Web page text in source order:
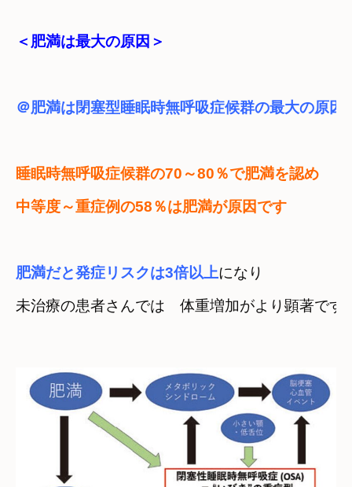
＜肥満は最大の原因＞
＠肥満は閉塞型睡眠時無呼吸症候群の最大の原因
睡眠時無呼吸症候群の70～80％で肥満を認め
中等度～重症例の58％は肥満が原因です
肥満だと発症リスクは3倍以上になり
未治療の患者さんでは　体重増加がより顕著です